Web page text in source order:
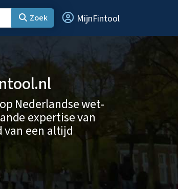
Zoek MijnFintool
Nederlandse wet-
expertise van
een altijd